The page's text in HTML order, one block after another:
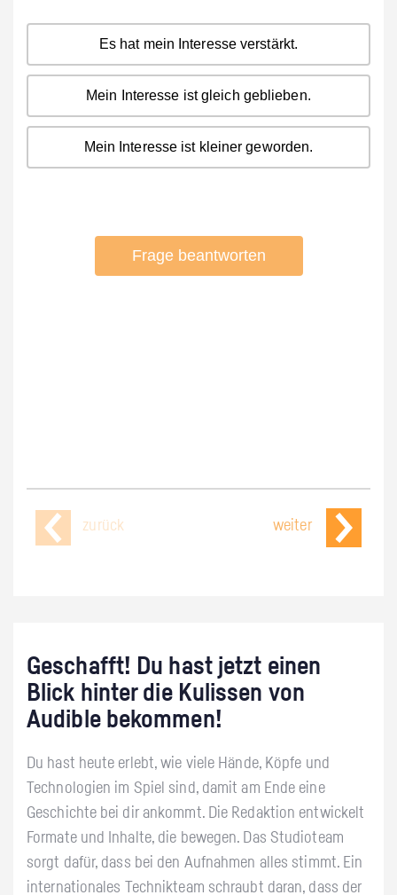
zurück weiter
Geschafft! Du hast jetzt einen
Blick hinter die Kulissen von
Audible bekommen!
Du hast heute erlebt, wie viele Hände, Köpfe und
Technologien im Spiel sind, damit am Ende eine
Geschichte bei dir ankommt. Die Redaktion entwickelt
Formate und Inhalte, die bewegen. Das Studioteam
sorgt dafür, dass bei den Aufnahmen alles stimmt. Ein
internationales Technikteam schraubt daran, dass der